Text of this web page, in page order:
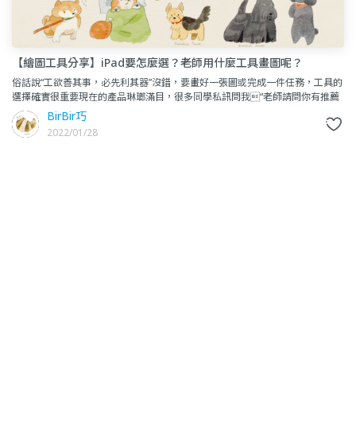
【繪圖工具分享】iPad要怎麼選？老師用什麼工具畫圖呢？
俗話說“工欲善其事，必先利其器”沒錯，要畫好一張圖或完成一件任務，工具的
選擇確實很重要現在的產品琳瑯滿目，很多同學私訊問我“老師請問你有推薦
哪一台iPad？哪一支
BirBir巧
2022/01/28